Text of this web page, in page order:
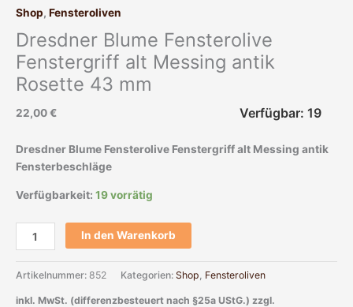
Shop, Fensteroliven
Dresdner Blume Fensterolive
Fenstergriff alt Messing antik
Rosette 43 mm
22,00€ Verfügbar: 19
Dresdner Blume Fensterolive Fenstergriff alt Messing antik
Fensterbeschläge
Verfügbarkeit: 19 vorrätig
mm
In den Warenkorb
Artikelnummer: 852 Kategorien: Shop Fensteroliven
inkl. MwSt. (differenzbesteuert nach §25a UStG.) zzgl.